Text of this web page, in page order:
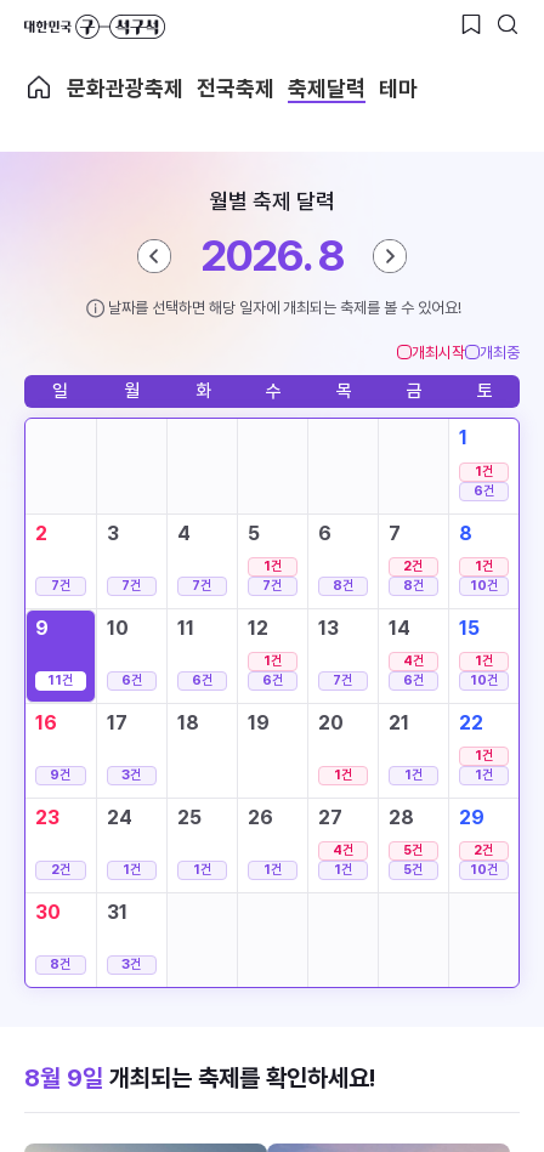
문화관광축제 전국축제 축제달력 테마
월별 축제 달력
2026. 8
날짜를 선택하면 해당 일자에 개최되는 축제를 볼 수 있어요!
개최시작 개최중
일 월 화 수 목 금 토
1
1건
6건
2
7건
3
7건
4
7건
5
1건
7건
6
8건
7
2건
8건
8
1건
10건
9
11건
10
6건
11
6건
12
1건
6건
13
7건
14
4건
6건
15
1건
10건
16
9건
17
3건
18 19 20
1건
21
1건
22
1건
1건
23
2건
24
1건
25
1건
26
1건
27
4건
1건
28
5건
5건
29
2건
10건
30
8건
31
3건
8월 9일 개최되는 축제를 확인하세요!